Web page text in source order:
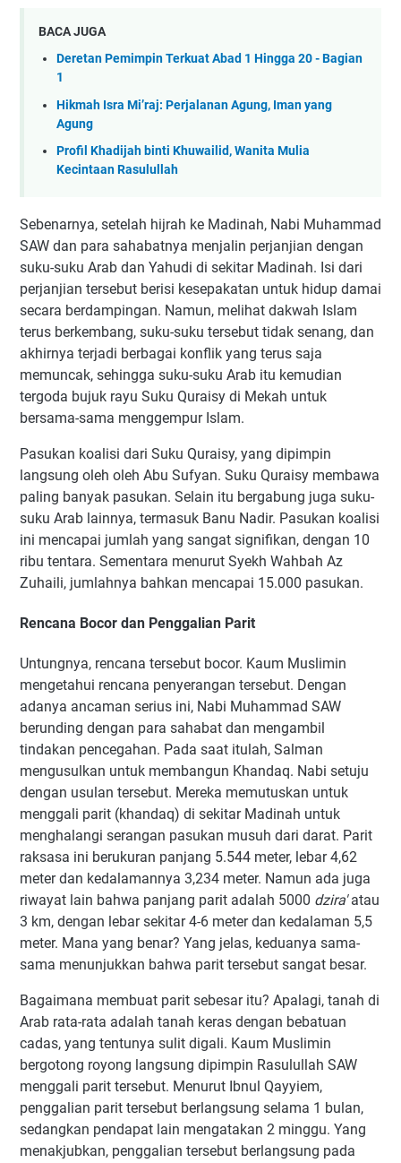
BACA JUGA
Deretan Pemimpin Terkuat Abad 1 Hingga 20 - Bagian
1
Hikmah Isra Mi’raj: Perjalanan Agung, Iman yang
Agung
Profil Khadijah binti Khuwailid, Wanita Mulia
Kecintaan Rasulullah
Sebenarnya, setelah hijrah ke Madinah, Nabi Muhammad
SAW dan para sahabatnya menjalin perjanjian dengan
suku-suku Arab dan Yahudi di sekitar Madinah. Isi dari
perjanjian tersebut berisi kesepakatan untuk hidup damai
secara berdampingan. Namun, melihat dakwah Islam
terus berkembang, suku-suku tersebut tidak senang, dan
akhirnya terjadi berbagai konflik yang terus saja
memuncak, sehingga suku-suku Arab itu kemudian
tergoda bujuk rayu Suku Quraisy di Mekah untuk
bersama-sama menggempur Islam.
Pasukan koalisi dari Suku Quraisy, yang dipimpin
langsung oleh oleh Abu Sufyan. Suku Quraisy membawa
paling banyak pasukan. Selain itu bergabung juga suku-
suku Arab lainnya, termasuk Banu Nadir. Pasukan koalisi
ini mencapai jumlah yang sangat signifikan, dengan 10
ribu tentara. Sementara menurut Syekh Wahbah Az
Zuhaili, jumlahnya bahkan mencapai 15.000 pasukan.
Rencana Bocor dan Penggalian Parit
Untungnya, rencana tersebut bocor. Kaum Muslimin
mengetahui rencana penyerangan tersebut. Dengan
adanya ancaman serius ini, Nabi Muhammad SAW
berunding dengan para sahabat dan mengambil
tindakan pencegahan. Pada saat itulah, Salman
mengusulkan untuk membangun Khandaq. Nabi setuju
dengan usulan tersebut. Mereka memutuskan untuk
menggali parit (khandaq) di sekitar Madinah untuk
menghalangi serangan pasukan musuh dari darat. Parit
raksasa ini berukuran panjang 5.544 meter, lebar 4,62
meter dan kedalamannya 3,234 meter. Namun ada juga
riwayat lain bahwa panjang parit adalah 5000 dzira'atau
3 km, dengan lebar sekitar 4-6 meter dan kedalaman 5,5
meter. Mana yang benar? Yang jelas, keduanya sama-
sama menunjukkan bahwa parit tersebut sangat besar.
Bagaimana membuat parit sebesar itu? Apalagi, tanah di
Arab rata-rata adalah tanah keras dengan bebatuan
cadas, yang tentunya sulit digali. Kaum Muslimin
bergotong royong langsung dipimpin Rasulullah SAW
menggali parit tersebut. Menurut Ibnul Qayyiem,
penggalian parit tersebut berlangsung selama 1 bulan,
sedangkan pendapat lain mengatakan 2 minggu. Yang
menakjubkan, penggalian tersebut berlangsung pada